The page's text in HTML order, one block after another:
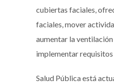
cubiertas faciales,
faciales, mover
aumentar la
implementar requisitos
Salud Pública está